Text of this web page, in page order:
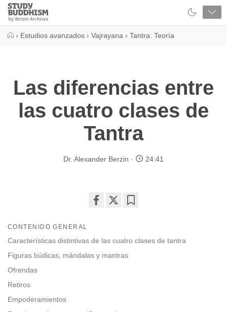
Close
Study
Buddhism
› Estudios avanzados › Vajrayana › Tantra: Teoría
Las diferencias entre
las cuatro clases de
Tantra
Dr. Alexander Berzin 24:41
facebook
CONTENIDO GENERAL
Características distintivas de las cuatro clases de tantra
Figuras búdicas, mándalas y mantras
Ofrendas
Retiros
Empoderamientos